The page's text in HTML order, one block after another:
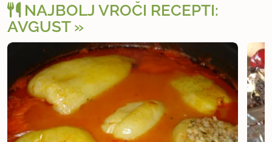
NAJBOLJ VROČI RECEPTI:
AVGUST